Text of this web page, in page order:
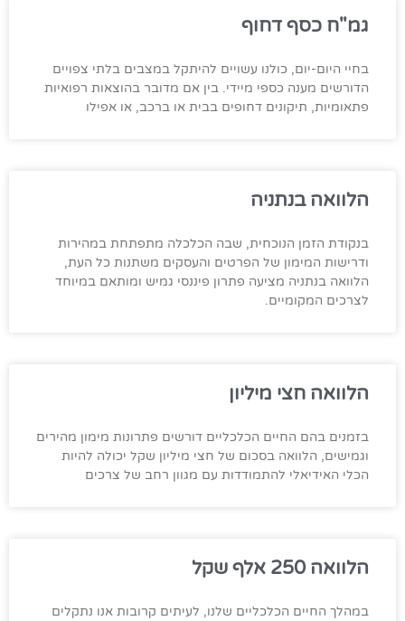
גמ"ח כסף דחוף
בחיי היום-יום, כולנו עשויים להיתקל במצבים בלתי צפויים
הדורשים מענה כספי מיידי. בין אם מדובר בהוצאות רפואיות
פתאומיות, תיקונים דחופים בבית או ברכב, או אפילו
הלוואה בנתניה
בנקודת הזמן הנוכחית, שבה הכלכלה מתפתחת במהירות
ודרישות המימון של הפרטים והעסקים משתנות כל העת,
הלוואה בנתניה מציעה פתרון פיננסי גמיש ומותאם במיוחד
לצרכים המקומיים.
הלוואה חצי מיליון
בזמנים בהם החיים הכלכליים דורשים פתרונות מימון מהירים
וגמישים, הלוואה בסכום של חצי מיליון שקל יכולה להיות
הכלי האידיאלי להתמודדות עם מגוון רחב של צרכים
הלוואה 250 אלף שקל
במהלך החיים הכלכליים שלנו, לעיתים קרובות אנו נתקלים